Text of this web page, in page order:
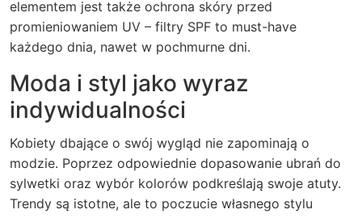
elementem jest także ochrona skóry przed
promieniowaniem UV – filtry SPF to must-have
każdego dnia, nawet w pochmurne dni.
Moda i styl jako wyraz
indywidualności
Kobiety dbające o swój wygląd nie zapominają o
modzie. Poprzez odpowiednie dopasowanie ubrań do
sylwetki oraz wybór kolorów podkreślają swoje atuty.
Trendy są istotne, ale to poczucie własnego stylu